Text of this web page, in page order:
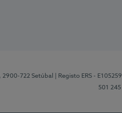
2900-722 Setúbal | Registo ERS - E105259
501 245